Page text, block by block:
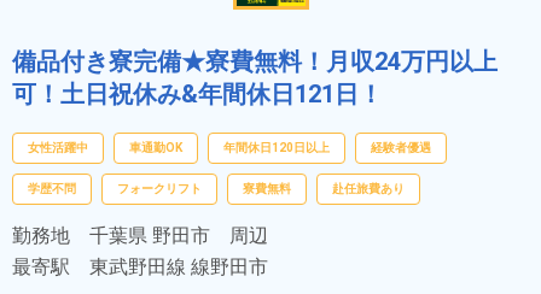
備品付き寮完備★寮費無料！月収24万円以上
可！土日祝休み&年間休日121日！
女性活躍中 車通勤OK 年間休日120日以上 経験者優遇
学歴不問 フォークリフト 寮費無料 赴任旅費あり
勤務地 千葉県 野田市 周辺
最寄駅 東武野田線 線野田市